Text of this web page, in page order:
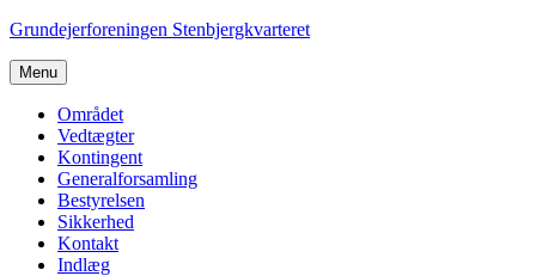
Videre
indhold
Grundejerforeningen Stenbjergkvarteret
Menu
Området
Vedtægter
Kontingent
Generalforsamling
Bestyrelsen
Sikkerhed
Kontakt
Indlæg